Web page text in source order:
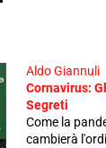
Aldo Giannuli
Cornavirus:
Segreti
Come la
cambierà